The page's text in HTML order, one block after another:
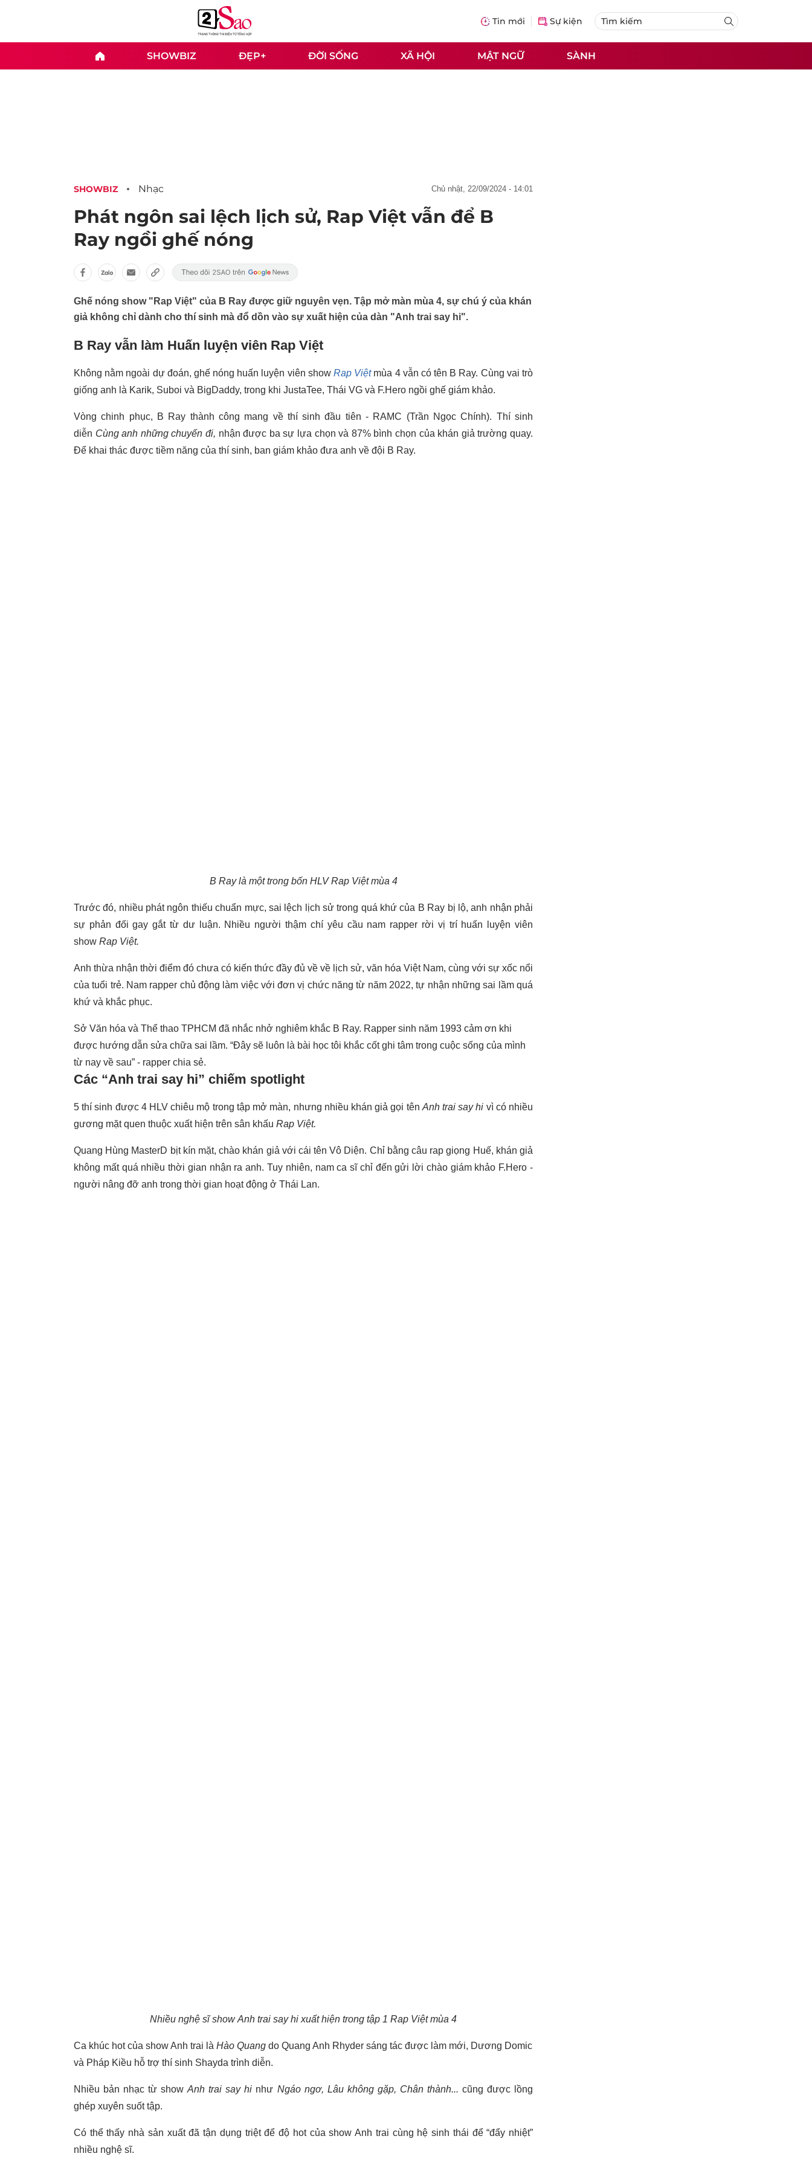
Tin mới Sự kiện
SHOWBIZ ĐẸP+ ĐỜI SỐNG XÃ HỘI MẬT NGỮ SÀNH
SHOWBIZ Nhạc chủ nhật, 22/09/2024 - 14:01
Phát ngôn sai lệch lịch sử, Rap Việt vẫn để B
Ray ngồi ghế nóng
Ghế nóng show "Rap Việt" của B Ray được giữ nguyên vẹn. Tập mở màn mùa 4, sự chú ý của khán
giả không chỉ dành cho thí sinh mà đổ dồn vào sự xuất hiện của dàn "Anh trai say hi".
B Ray vẫn làm Huấn luyện viên Rap Việt
Không nằm ngoài dự đoán, ghế nóng huấn luyện viên show Rap Việt mùa 4 vẫn có tên B Ray. Cùng vai trò
giống anh là Karik, Suboi và BigDaddy, trong khi JustaTee, Thái VG và F.Hero ngồi ghế giám khảo.
Vòng chinh phục, B Ray thành công mang về thí sinh đầu tiên - RAMC (Trần Ngọc Chính). Thí sinh
diễn Cùng anh những chuyến đi, nhận được ba sự lựa chọn và 87% bình chọn của khán giả trường quay.
Để khai thác được tiềm năng của thí sinh, ban giám khảo đưa anh về đội B Ray.
B Ray là một trong bốn HLV Rap Việt mùa 4
Trước đó, nhiều phát ngôn thiếu chuẩn mực, sai lệch lịch sử trong quá khứ của B Ray bị lộ, anh nhận phải
sự phản đối gay gắt từ dư luận. Nhiều người thậm chí yêu cầu nam rapper rời vị trí huấn luyện viên
show Rap Việt.
Anh thừa nhận thời điểm đó chưa có kiến thức đầy đủ về về lịch sử, văn hóa Việt Nam, cùng với sự xốc nổi
của tuổi trẻ. Nam rapper chủ động làm việc với đơn vị chức năng từ năm 2022, tự nhận những sai lầm quá
khứ và khắc phục.
Sở Văn hóa và Thể thao TPHCM đã nhắc nhở nghiêm khắc B Ray. Rapper sinh năm 1993 cảm ơn khi
được hướng dẫn sửa chữa sai lầm. “Đây sẽ luôn là bài học tôi khắc cốt ghi tâm trong cuộc sống của mình
từ nay về sau” - rapper chia sẻ.
Các “Anh trai say hi” chiếm spotlight
5 thí sinh được 4 HLV chiêu mộ trong tập mở màn, nhưng nhiều khán giả gọi tên Anh trai say hi vì có nhiều
gương mặt quen thuộc xuất hiện trên sân khấu Rap Việt.
Quang Hùng MasterD bịt kín mặt, chào khán giả với cái tên Vô Diện. Chỉ bằng câu rap giọng Huế, khán giả
không mất quá nhiều thời gian nhận ra anh. Tuy nhiên, nam ca sĩ chỉ đến gửi lời chào giám khảo F.Hero -
người nâng đỡ anh trong thời gian hoạt động ở Thái Lan.
Nhiều nghệ sĩ show Anh trai say hi xuất hiện trong tập 1 Rap Việt mùa 4
Ca khúc hot của show Anh trai là Hào Quang do Quang Anh Rhyder sáng tác được làm mới, Dương Domic
và Pháp Kiều hỗ trợ thí sinh Shayda trình diễn.
Nhiều bản nhạc từ showAnh trai say hi như Ngáo ngơ, Lâu không gặp, Chân thành... cũng được lồng
ghép xuyên suốt tập.
Có thể thấy nhà sản xuất đã tận dụng triệt để độ hot của show Anh trai cùng hệ sinh thái để “đẩy nhiệt”
nhiều nghệ sĩ.